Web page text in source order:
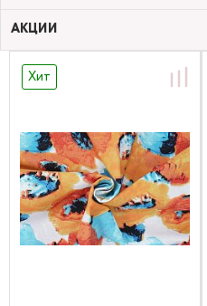
АКЦИИ
Хит